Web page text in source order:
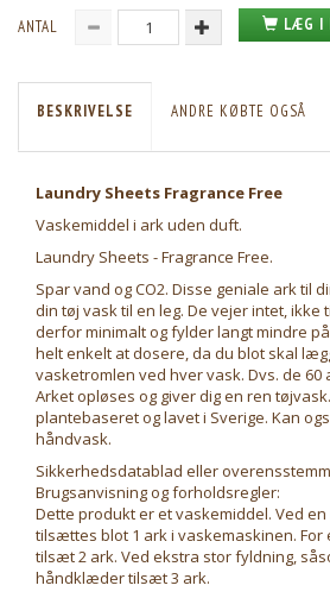
ANTAL LÆG I
BESKRIVELSE ANDRE KØBTE OGSÅ
Laundry Sheets Fragrance Free
Vaskemiddel i ark uden duft.
Laundry Sheets - Fragrance Free.
Spar vand og CO2. Disse geniale ark til
din tøj vask til en leg. De vejer intet, ikke
derfor minimalt og fylder langt mindre
helt enkelt at dosere, da du blot skal
vasketromlen ved hver vask. Dvs. de 60
Arket opløses og giver dig en ren
plantebaseret og lavet i Sverige. Kan
håndvask.
Sikkerhedsdatablad eller
Brugsanvisning og forholdsregler:
Dette produkt er et vaskemiddel. Ved
tilsættes blot 1 ark i vaskemaskinen.
tilsæt 2 ark. Ved ekstra stor fyldning,
håndklæder tilsæt 3 ark.